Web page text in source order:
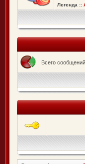
Легенда ::
Всего